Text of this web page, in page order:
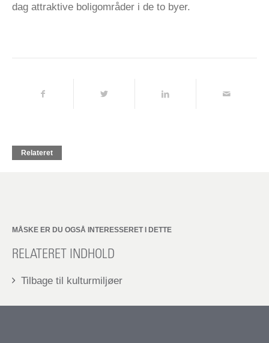
dag attraktive boligområder i de to byer.
Relateret
MÅSKE ER DU OGSÅ INTERESSERET I DETTE
RELATERET INDHOLD
Tilbage til kulturmiljøer